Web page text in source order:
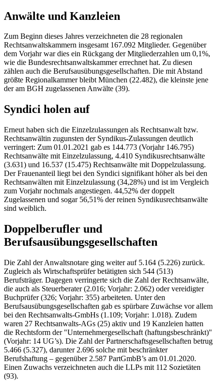
Anwälte und Kanzleien
Zum Beginn dieses Jahres verzeichneten die 28 regionalen
Rechtsanwaltskammern insgesamt 167.092 Mitglieder. Gegenüber
dem Vorjahr war dies ein Rückgang der Mitgliederzahlen um 0,1%,
wie die Bundesrechtsanwaltskammer errechnet hat. Zu diesen
zählen auch die Berufsausübungsgesellschaften. Die mit Abstand
größte Regionalkammer bleibt München (22.482), die kleinste jene
der am BGH zugelassenen Anwälte (39).
Syndici holen auf
Erneut haben sich die Einzelzulassungen als Rechtsanwalt bzw.
Rechtsanwältin zugunsten der Syndikus-Zulassungen deutlich
verringert: Zum 01.01.2021 gab es 144.773 (Vorjahr 146.795)
Rechtsanwälte mit Einzelzulassung, 4.410 Syndikusrechtsanwälte
(3.631) und 16.537 (15.475) Rechtsanwälte mit Doppelzulassung.
Der Frauenanteil liegt bei den Syndici signifikant höher als bei den
Rechtsanwälten mit Einzelzulassung (34,28%) und ist im Vergleich
zum Vorjahr nochmals angestiegen. 44,52% der doppelt
Zugelassenen und sogar 56,51% der reinen Syndikusrechtsanwälte
sind weiblich.
Doppelberufler und
Berufsausübungsgesellschaften
Die Zahl der Anwaltsnotare ging weiter auf 5.164 (5.226) zurück.
Zugleich als Wirtschaftsprüfer betätigten sich 544 (513)
Berufsträger. Dagegen verringerte sich die Zahl der Rechtsanwälte,
die auch als Steuerberater (2.016; Vorjahr: 2.062) oder vereidigter
Buchprüfer (326; Vorjahr: 355) arbeiteten. Unter den
Berufsausübungsgesellschaften gab es spürbare Zuwächse vor allem
bei den Rechtsanwalts-GmbHs (1.109; Vorjahr: 1.018). Zudem
waren 27 Rechtsanwalts-AGs (25) aktiv und 19 Kanzleien hatten
die Rechtsform der "Unternehmergesellschaft (haftungsbeschränkt)"
(Vorjahr: 14 UG’s). Die Zahl der Partnerschaftsgesellschaften betrug
5.466 (5.327), darunter 2.696 solche mit beschränkter
Berufshaftung – gegenüber 2.587 PartGmbB’s am 01.01.2020.
Einen Zuwachs verzeichneten auch die LLPs mit 112 Sozietäten
(93).